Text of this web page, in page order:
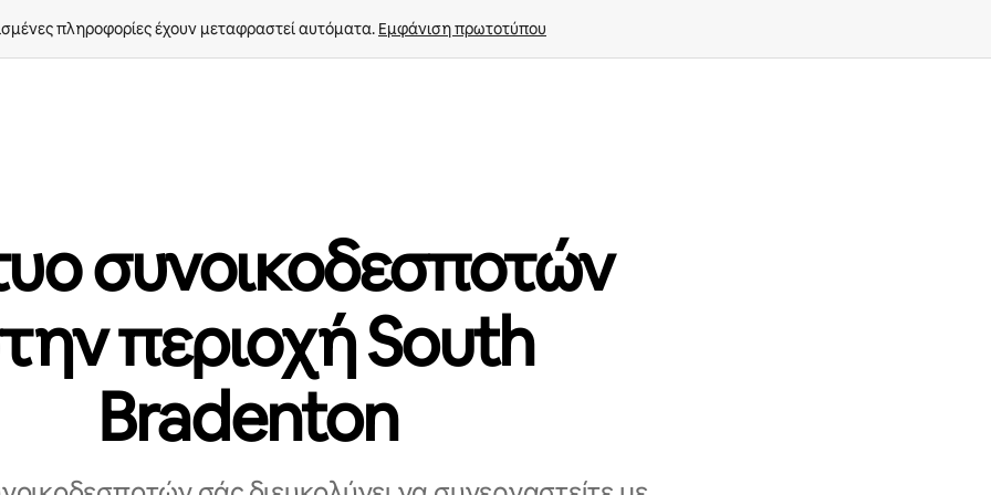
πληροφορίες έχουν μεταφραστεί αυτόματα. Εμφάνιση πρωτοτύπου
συνοικοδεσποτών
περιοχή South
Bradenton